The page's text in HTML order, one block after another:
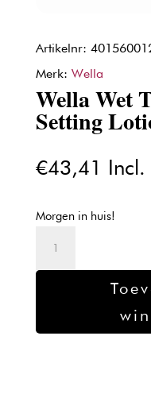
Artikelnr:
Merk: Wella
Wella Wet
Setting
€43,41 Incl.
Morgen in huis!